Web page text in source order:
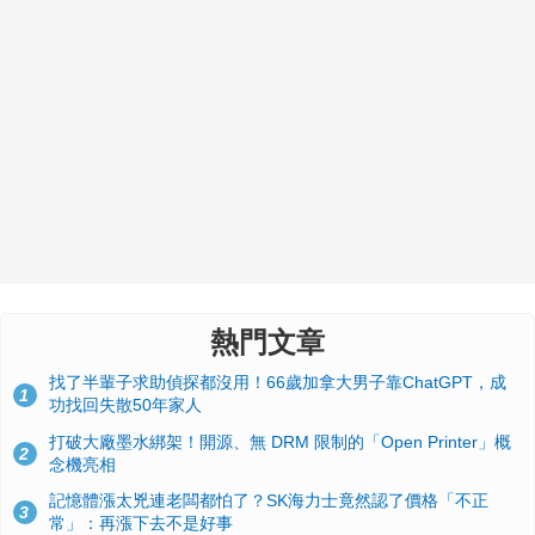
熱門文章
1
找了半輩子求助偵探都沒用！66歲加拿大男子靠ChatGPT，成
功找回失散50年家人
2
打破大廠墨水綁架！開源、無 DRM 限制的「Open Printer」概
念機亮相
3
記憶體漲太兇連老闆都怕了？SK海力士竟然認了價格「不正
常」：再漲下去不是好事